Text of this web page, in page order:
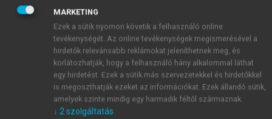
állam- és jogfelfogást közvetíti. A „nagy” tankönyv:
közismert nevén a „Beér – Kovács – Szamel” 1960-ra
készült el és öt kiadást ért meg. Noha előszava
szerint középpontjában a tételes államjog áll,
megjelennek benne egy sajátos szocialista
alkotmányelmélet körvonalai is, amelyek már messze
túlmutatnak a korabeli politikai propagandán. A
Kovács István által írott fejezetek jórészt a tételes
MARKETING
Ezek a sütik nyomon követik a felhasználó online
tevékenységét. Az online tevékenységek megismerésével a
hirdetők relevánsabb reklámokat jeleníthetnek meg, és
korlátozhatják, hogy a felhasználó hány alkalommal láthat
egy hirdetést. Ezek a sütik más szervezetekkel és hirdetőkkel
is megoszthatják ezeket az információkat. Ezek állandó sütik,
amelyek szinte mindig egy harmadik féltől származnak.
↓ 2 szolgáltatás